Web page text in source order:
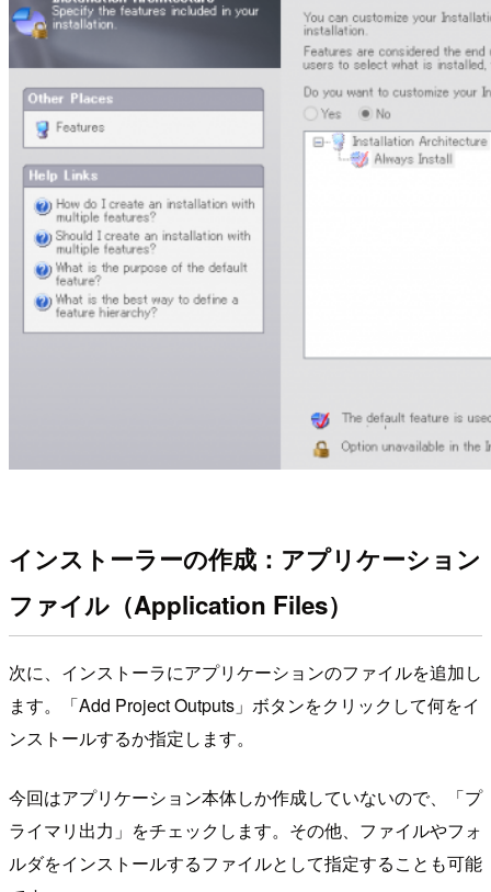
インストーラーの作成：アプリケーション
ファイル（Application Files）
次に、インストーラにアプリケーションのファイルを追加し
ます。「Add Project Outputs」ボタンをクリックして何をイ
ンストールするか指定します。
今回はアプリケーション本体しか作成していないので、「プ
ライマリ出力」をチェックします。その他、ファイルやフォ
ルダをインストールするファイルとして指定することも可能